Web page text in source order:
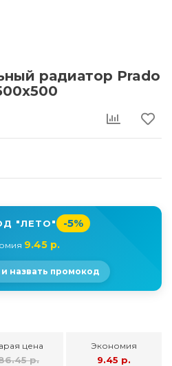
радиатор Prado
"ЛЕТО" -5%
9.45 р.
назвать промокод
цена
р.
Экономия
9.45 р.